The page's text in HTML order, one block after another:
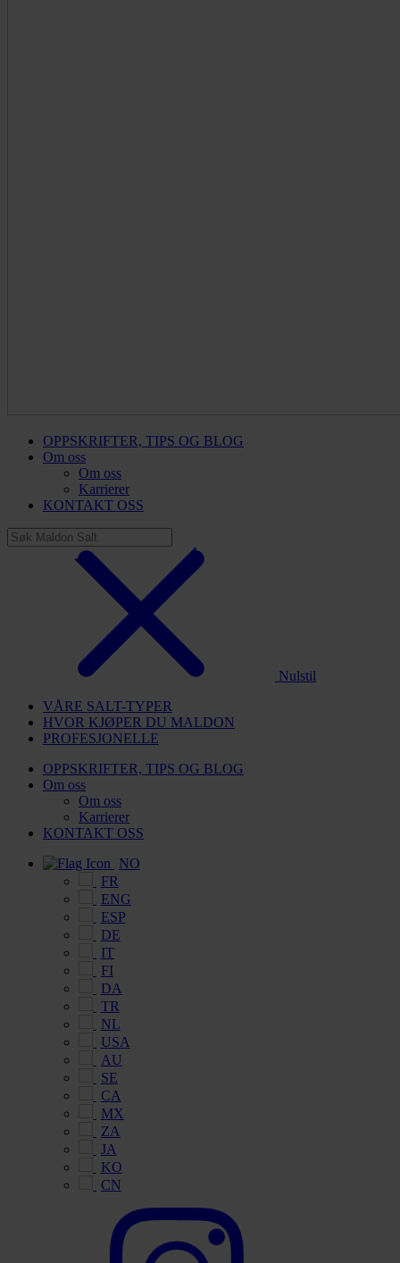
OPPSKRIFTER, TIPS OG BLOG
Om oss
Om oss
Karrierer
KONTAKT OSS
Nulstil
VÅRE SALT-TYPER
HVOR KJØPER DU MALDON
PROFESJONELLE
OPPSKRIFTER, TIPS OG BLOG
Om oss
Om oss
Karrierer
KONTAKT OSS
NO
FR
ENG
ESP
DE
IT
FI
DA
TR
NL
USA
AU
SE
CA
MX
ZA
JA
KO
CN